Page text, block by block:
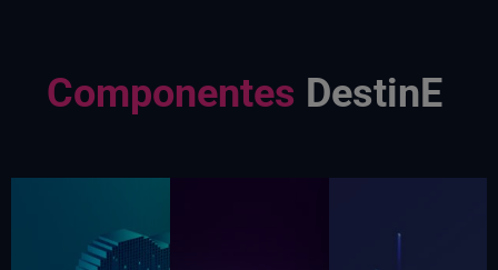
Componentes DestinE